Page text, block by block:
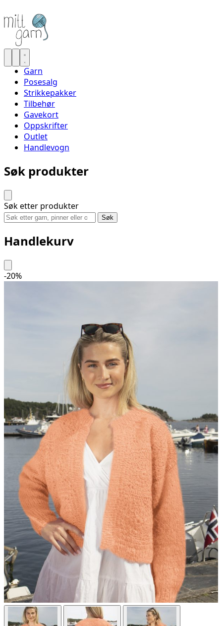
Garn
Posesalg
Strikkepakker
Tilbehør
Gavekort
Oppskrifter
Outlet
Handlevogn
Søk produkter
Søk etter produkter
Søk
Handlekurv
-20%